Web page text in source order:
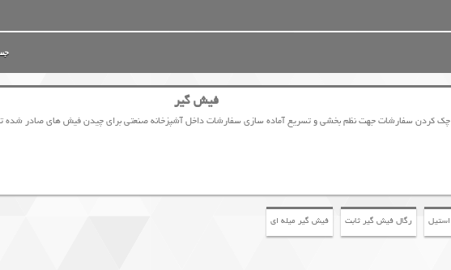
فیش گیر
چک کردن سفارشات جهت نظم بخشی و تسریع آماده سازی سفارشات داخل آشپزخانه صنعتی برای چیدن فیش های صادر شده
رگال فیش گیر ثابت فیش گیر میله ای